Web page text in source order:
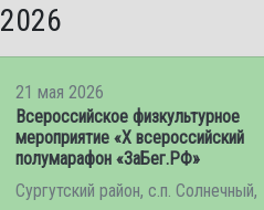
2026
21 мая 2026
Всероссийское физкультурное
мероприятие «Х всероссийский
полумарафон «ЗаБег.РФ»
Сургутский район, с.п. Солнечный,